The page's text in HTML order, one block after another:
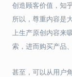
创造顾客价值，知
所以，尊重内容是
上生产原创内容来
索，进而购买产品
甚至，可以从用户